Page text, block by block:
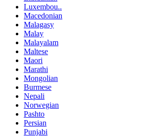
Luxembou..
Macedonian
Malagasy
Malay
Malayalam
Maltese
Maori
Marathi
Mongolian
Burmese
Nepali
Norwegian
Pashto
Persian
Punjabi